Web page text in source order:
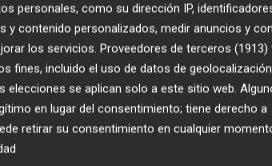
1
tiene plenas potestades para,
comunicado -en el que también
Danvila, Felipe Miñambres y
bajasen al túnel de vestuarios
en las próximas semanas "como
personales, como su dirección IP,
y contenido personalizados, medir anuncios y
los servicios. Proveedores de terceros (1913)
fines, incluido el uso de datos de geolocalización
se aplican solo a este sitio web.
en lugar del consentimiento; tiene derecho a
retirar su consentimiento en cualquier